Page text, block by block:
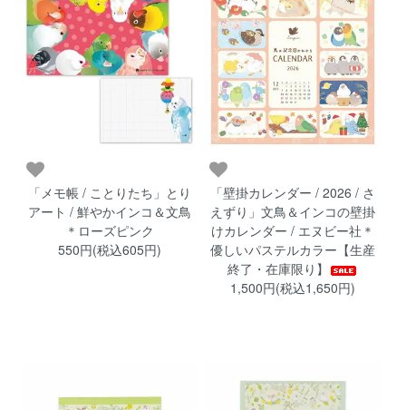
「メモ帳 / ことりたち」とり
アート / 鮮やかインコ＆文鳥
＊ローズピンク
550円(税込605円)
「壁掛カレンダー / 2026 / さ
えずり」文鳥＆インコの壁掛
けカレンダー / エヌビー社＊
優しいパステルカラー【生産
終了・在庫限り】
1,500円(税込1,650円)